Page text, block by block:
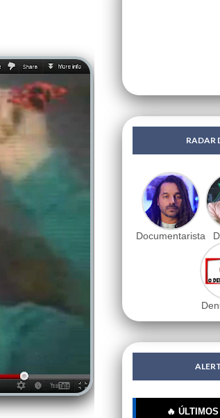
RADAR
Documentarista
🔥 ÚLTIMOS